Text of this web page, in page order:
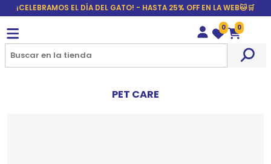
¡CELEBRAMOS EL DÍA DEL GATO! - HASTA 25% OFF EN LA WEB🐱🛒
Wishlist
0
Carrito
0
PET CARE